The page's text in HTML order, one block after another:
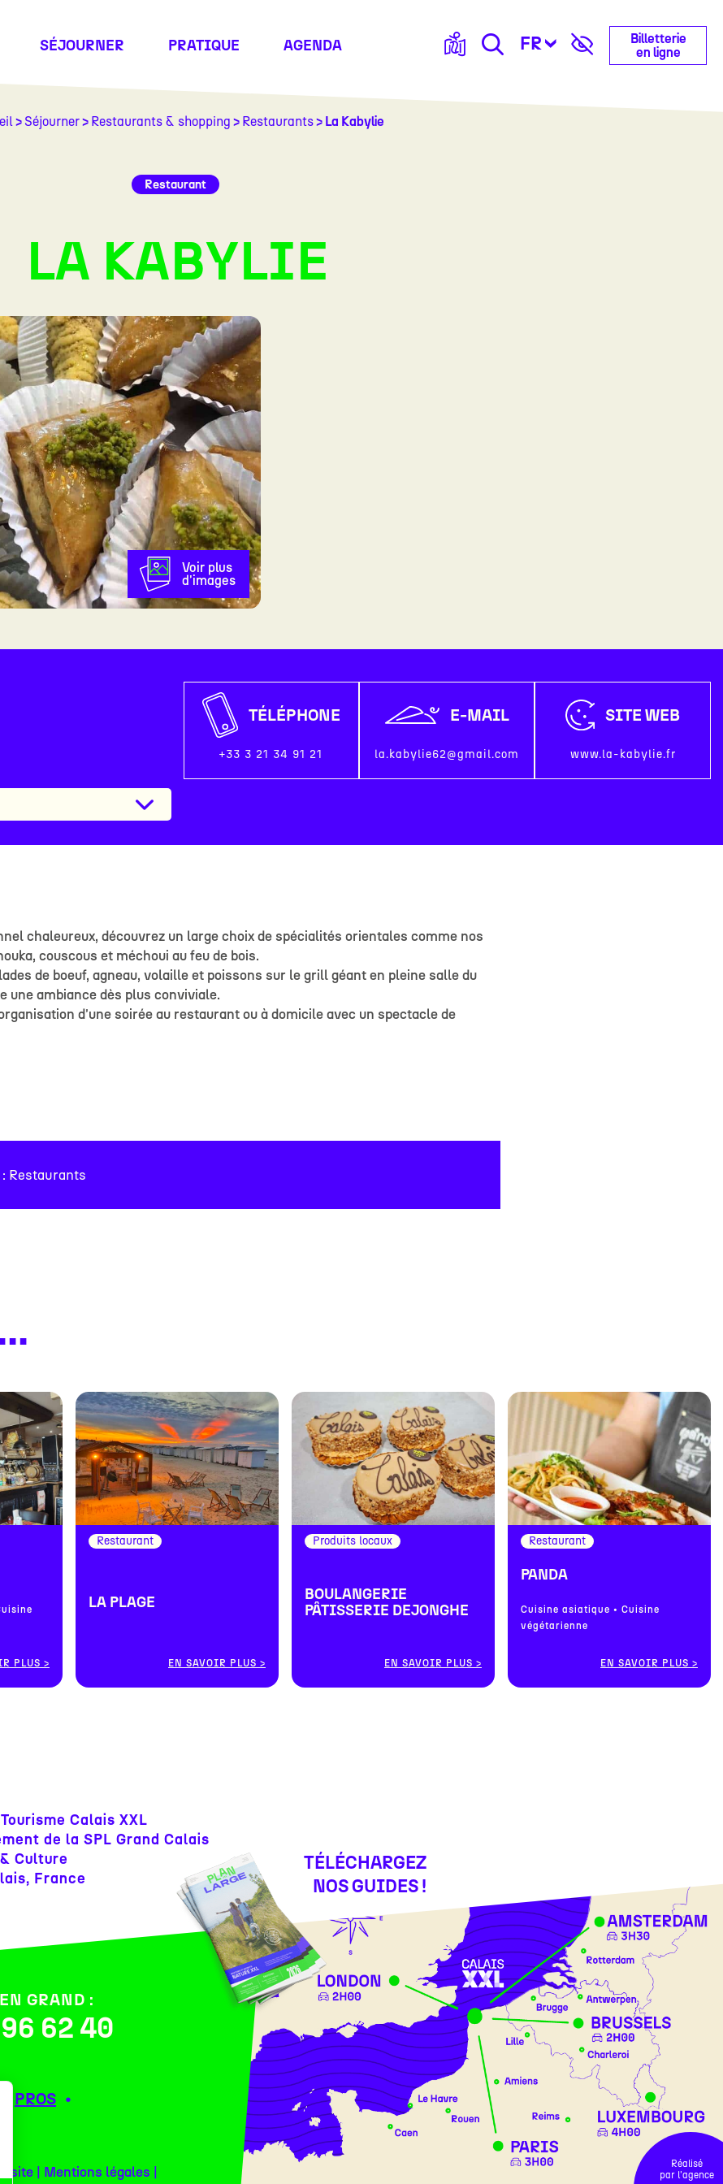
SÉJOURNER PRATIQUE AGENDA FR
Billetterie
en ligne
> Séjourner> Restaurants & shopping > Restaurants> La Kabylie
Restaurant
LA KABYLIE
Voir plus
d'images
TÉLÉPHONE
+33 3 21 34 91 21
E-MAIL
la.kabylie62@gmail.com
SITE WEB
www.la-kabylie.fr
chaleureux, découvrez un large choix de spécialités orientales comme nos
couscous et méchoui au feu de bois.
de boeuf, agneau, volaille et poissons sur le grill géant en pleine salle du
une ambiance dès plus conviviale.
d'une soirée au restaurant ou à domicile avec un spectacle de
Restaurants
PLUS
Restaurant
LA PLAGE
EN SAVOIR PLUS
Produits locaux
BOULANGERIE
PÂTISSERIE DEJONGHE
EN SAVOIR PLUS
Restaurant
PANDA
Cuisine asiatique • Cuisine
végétarienne
EN SAVOIR PLUS
Calais XXL
de la SPL Grand Calais
Culture
France
TÉLÉCHARGEZ
NOS GUIDES !
GRAND :
62 40
PROS
site Mentions légales
Réalisé
par l'agence